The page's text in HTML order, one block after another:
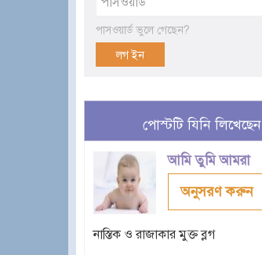
পাসওয়ার্ড ভুলে গেছেন?
পোস্টটি যিনি লিখেছেন
আমি তুমি আমরা
অনুসরণ করুন
নাস্তিক ও রাজাকার মুক্ত ব্লগ